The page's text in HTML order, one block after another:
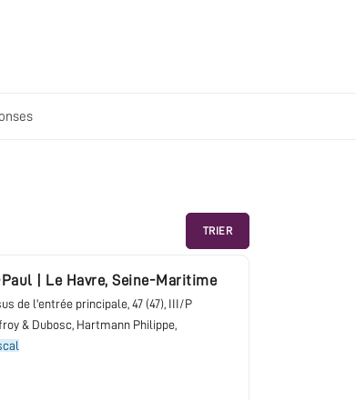
TRIER
Le Havre,Seine-Maritime
de l'entrée principale, 47 (47), III/P
& Dubosc, Hartmann Philippe,